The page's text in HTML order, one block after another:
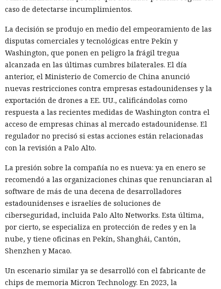
caso de detectarse incumplimientos.
La decisión se produjo en medio del empeoramiento de las
disputas comerciales y tecnológicas entre Pekín y
Washington, que ponen en peligro la frágil tregua
alcanzada en las últimas cumbres bilaterales. El día
anterior, el Ministerio de Comercio de China anunció
nuevas restricciones contra empresas estadounidenses y la
exportación de drones a EE. UU., calificándolas como
respuesta a las recientes medidas de Washington contra el
acceso de empresas chinas al mercado estadounidense. El
regulador no precisó si estas acciones están relacionadas
con la revisión a Palo Alto.
La presión sobre la compañía no es nueva: ya en enero se
recomendó a las organizaciones chinas que renunciaran al
software de más de una decena de desarrolladores
estadounidenses e israelíes de soluciones de
ciberseguridad, incluida Palo Alto Networks. Esta última,
por cierto, se especializa en protección de redes y en la
nube, y tiene oficinas en Pekín, Shanghái, Cantón,
Shenzhen y Macao.
Un escenario similar ya se desarrolló con el fabricante de
chips de memoria Micron Technology. En 2023, la